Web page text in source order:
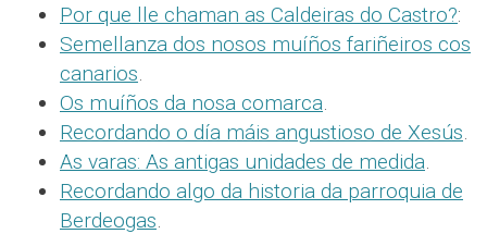
Por que lle chaman as Caldeiras do Castro?:
Semellanza dos nosos muíños fariñeiros cos
canarios.
Os muíños da nosa comarca.
Recordando o día máis angustioso de Xesús.
As varas: As antigas unidades de medida.
Recordando algo da historia da parroquia de
Berdeogas.